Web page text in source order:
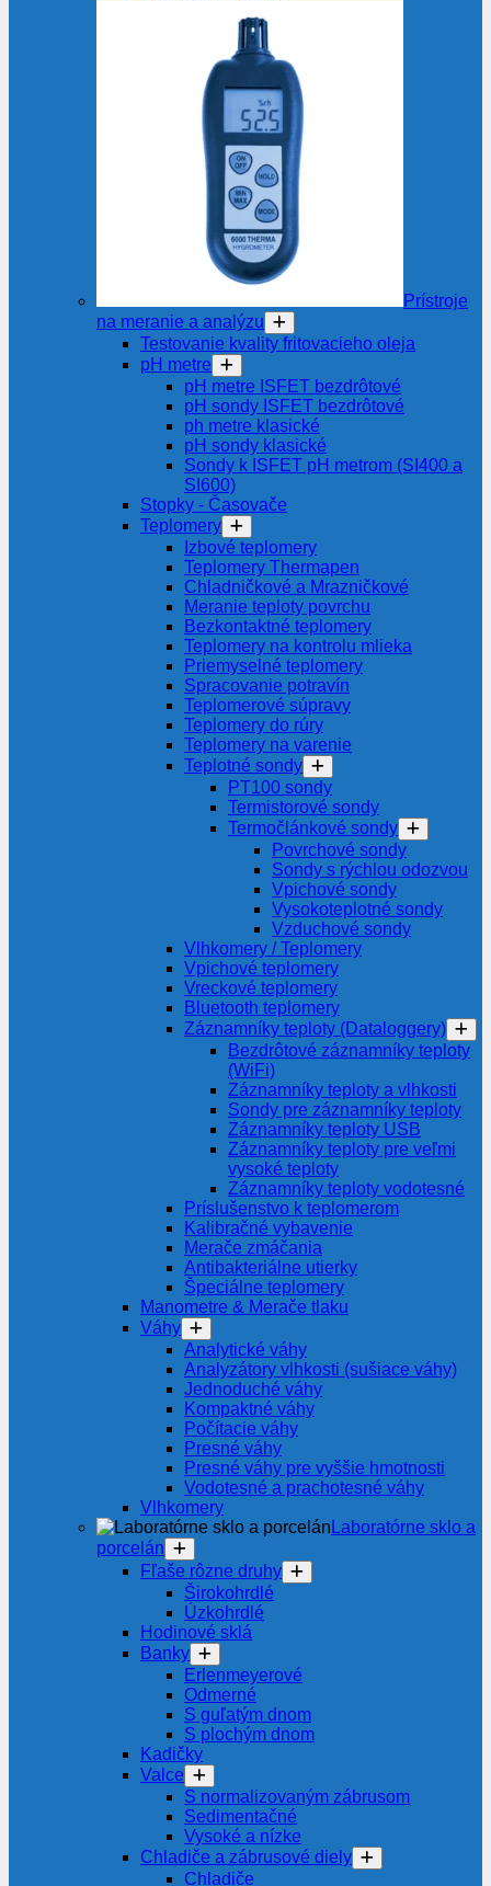
Prístroje
na meranie a analýzu
Testovanie kvality fritovacieho oleja
pH metre
pH metre ISFET bezdrôtové
pH sondy ISFET bezdrôtové
ph metre klasické
pH sondy klasické
Sondy k ISFET pH metrom (SI400 a
SI600)
Stopky - Časovače
Teplomery
Izbové teplomery
Teplomery Thermapen
Chladničkové a Mrazničkové
Meranie teploty povrchu
Bezkontaktné teplomery
Teplomery na kontrolu mlieka
Priemyselné teplomery
Spracovanie potravín
Teplomerové súpravy
Teplomery do rúry
Teplomery na varenie
Teplotné sondy
PT100 sondy
Termistorové sondy
Termočlánkové sondy
Povrchové sondy
Sondy s rýchlou odozvou
Vpichové sondy
Vysokoteplotné sondy
Vzduchové sondy
Vlhkomery / Teplomery
Vpichové teplomery
Vreckové teplomery
Bluetooth teplomery
Záznamníky teploty (Dataloggery)
Bezdrôtové záznamníky teploty
(WiFi)
Záznamníky teploty a vlhkosti
Sondy pre záznamníky teploty
Záznamníky teploty USB
Záznamníky teploty pre veľmi
vysoké teploty
Záznamníky teploty vodotesné
Príslušenstvo k teplomerom
Kalibračné vybavenie
Merače zmáčania
Antibakteriálne utierky
Špeciálne teplomery
Manometre & Merače tlaku
Váhy
Analytické váhy
Analyzátory vlhkosti (sušiace váhy)
Jednoduché váhy
Kompaktné váhy
Počítacie váhy
Presné váhy
Presné váhy pre vyššie hmotnosti
Vodotesné a prachotesné váhy
Vlhkomery
Laboratórne sklo a
porcelán
Fľaše rôzne druhy
Širokohrdlé
Úzkohrdlé
Hodinové sklá
Banky
Erlenmeyerové
Odmerné
S guľatým dnom
S plochým dnom
Kadičky
Valce
S normalizovaným zábrusom
Sedimentačné
Vysoké a nízke
Chladiče a zábrusové diely
Chladiče